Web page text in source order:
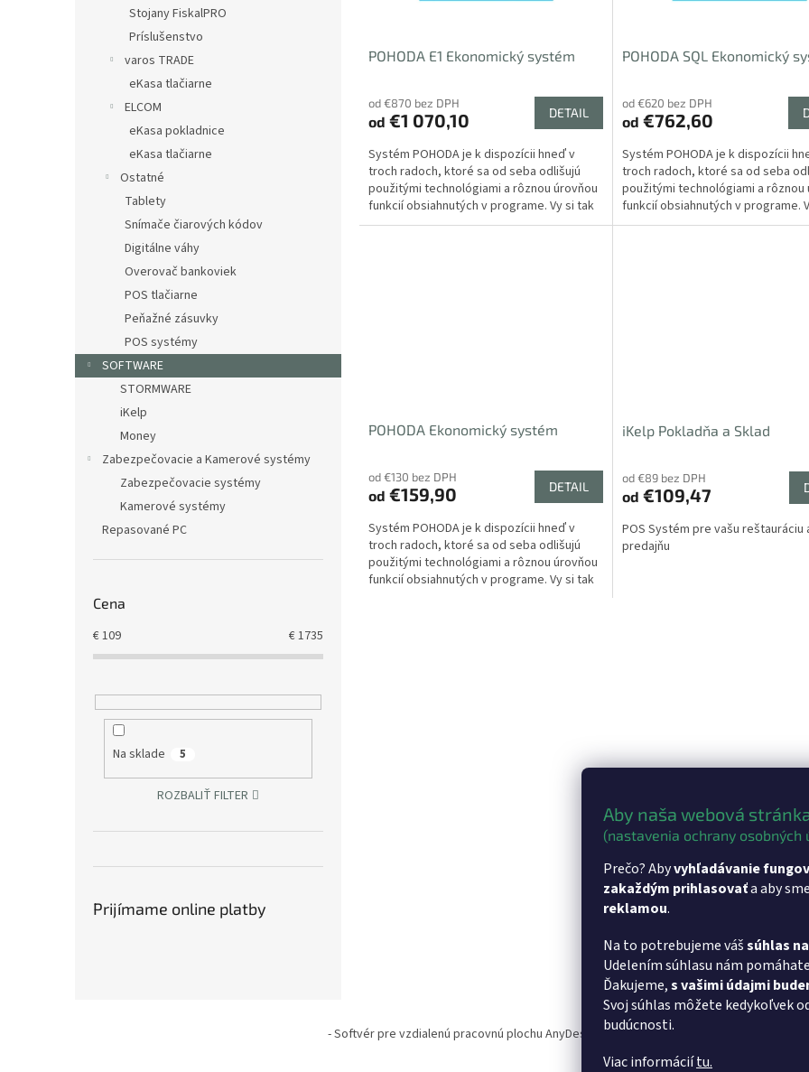
Aby naša webová
(nastavenia ochrany osobných
Prečo? Abyvyhľadávanie
zakaždým prihlasovaťa aby
reklamou.
Na to potrebujeme vášsúhlas
Udelením súhlasu nám pomáhate
Ďakujeme,s vašimi údajmi
Svoj súhlas môžete kedykoľvek
budúcnosti.
Viac informáciítu.
Stojany FiskalPRO
Príslušenstvo
varos TRADE
eKasa tlačiarne
ELCOM
eKasa pokladnice
eKasa tlačiarne
Ostatné
Tablety
Snímače čiarových kódov
Digitálne váhy
Overovač bankoviek
POS tlačiarne
Peňažné zásuvky
POS systémy
SOFTWARE
STORMWARE
iKelp
Money
Zabezpečovacie a Kamerové systémy
Zabezpečovacie systémy
Kamerové systémy
Repasované PC
Cena
€109 €1735
Na sklade 5
ROZBALIŤ FILTER
Prijímame online platby
POHODA E1 Ekonomický systém
od €870 bez DPH
od €1 070,10 DETAIL
Systém POHODA je k dispozícii hneď v
troch radoch, ktoré sa od seba odlišujú
použitými technológiami a rôznou úrovňou
funkcií obsiahnutých v programe. Vy si tak
môžete zvoliť,...
POHODA SQL Ekonomický
od €620 bez DPH
od €762,60
Systém POHODA je k dispozícii
troch radoch, ktoré sa od seba
použitými technológiami a rôznou
funkcií obsiahnutých v programe.
môžete zvoliť,...
POHODA Ekonomický systém
od €130 bez DPH
od €159,90 DETAIL
Systém POHODA je k dispozícii hneď v
troch radoch, ktoré sa od seba odlišujú
použitými technológiami a rôznou úrovňou
funkcií obsiahnutých v programe. Vy si tak
iKelp Pokladňa a Sklad
od €89 bez DPH
od €109,47
POS Systém pre vašu reštauráciu
predajňu
e
v
y
v
ý
p
u
- Softvér pre vzdialenú pracovnú plochu AnyDesk - Softvér pre vzdialenú pracovnú